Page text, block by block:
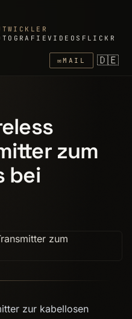
VIDEOS FLICKR
✉MAIL 🇩🇪
zum
bei
zur kabellosen